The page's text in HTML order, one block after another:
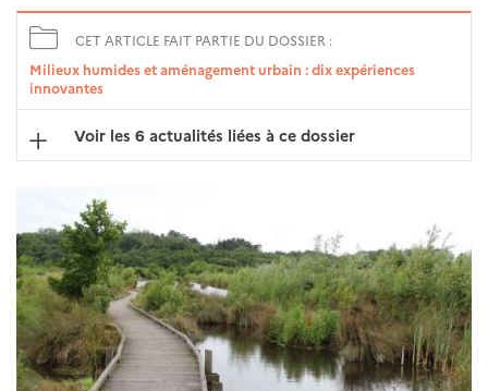
CET ARTICLE FAIT PARTIE DU DOSSIER :
Milieux humides et aménagement urbain : dix expériences
innovantes
Voir les 6 actualités liées à ce dossier